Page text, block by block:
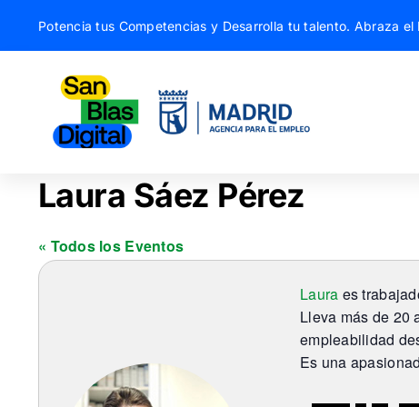
Potencia tus Competencias y Desarrolla tu talento. Abraza el
Laura Sáez Pérez
« Todos los Eventos
Laura es
Lleva más de 20
empleabilidad
Es una